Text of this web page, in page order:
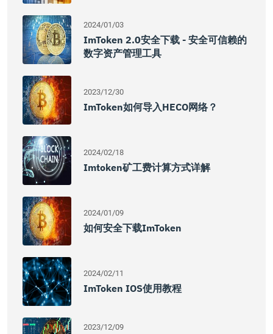
2024/01/03
ImToken 2.0安全下载 - 安全可信赖的
数字资产管理工具
2023/12/30
ImToken如何导入HECO网络？
2024/02/18
Imtoken矿工费计算方式详解
2024/01/09
如何安全下载imToken
2024/02/11
ImToken IOS使用教程
2023/12/09